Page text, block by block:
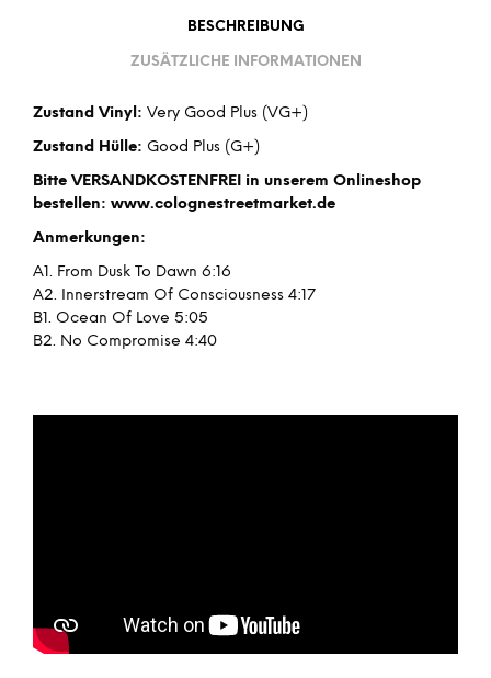
BESCHREIBUNG
ZUSÄTZLICHE INFORMATIONEN
Zustand Vinyl: Very Good Plus (VG+)
Zustand Hülle: Good Plus (G+)
Bitte VERSANDKOSTENFREI in unserem Onlineshop
bestellen: www.colognestreetmarket.de
Anmerkungen:
A1. From Dusk To Dawn 6:16
A2. Innerstream Of Consciousness 4:17
B1. Ocean Of Love 5:05
B2. No Compromise 4:40